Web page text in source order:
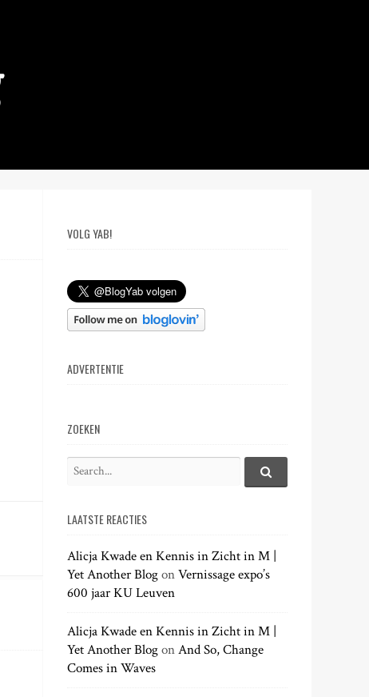
VOLG YAB!
ADVERTENTIE
ZOEKEN
r
h
f
o
:
S
h
.
LAATSTE REACTIES
Alicja Kwade en Kennis in Zicht in M |
Yet Another BlogonVernissage expo’s
600 jaar KU Leuven
Alicja Kwade en Kennis in Zicht in M |
Yet Another BlogonAnd So, Change
Comes in Waves